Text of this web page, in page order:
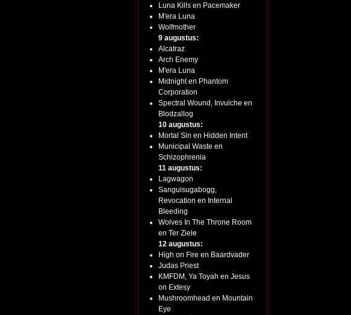
Luna Kills en Pacemaker
M'era Luna
Wolfmother
9 augustus:
Alcatraz
Arch Enemy
M'era Luna
Midnight en Phantom
Corporation
Spectral Wound, Invulche en
Blodzallog
10 augustus:
Mortal Sin en Hidden Intent
Municipal Waste en
Schizophrenia
11 augustus:
Lagwagon
Sanguisugabogg,
Revocation en Internal
Bleeding
Wolves In The Throne Room
en Ter Ziele
12 augustus:
High on Fire en Baardvader
Judas Priest
KMFDM, Ya Toyah en Jesus
on Extesy
Mushroomhead en Mountain
Eye